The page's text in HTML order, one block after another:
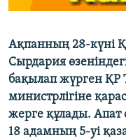
Ақпанның 28-күні
Сырдария
бақылап жүрген ҚР
министрлігіне
жерге құлады. Апат
18 адамның 5-уі